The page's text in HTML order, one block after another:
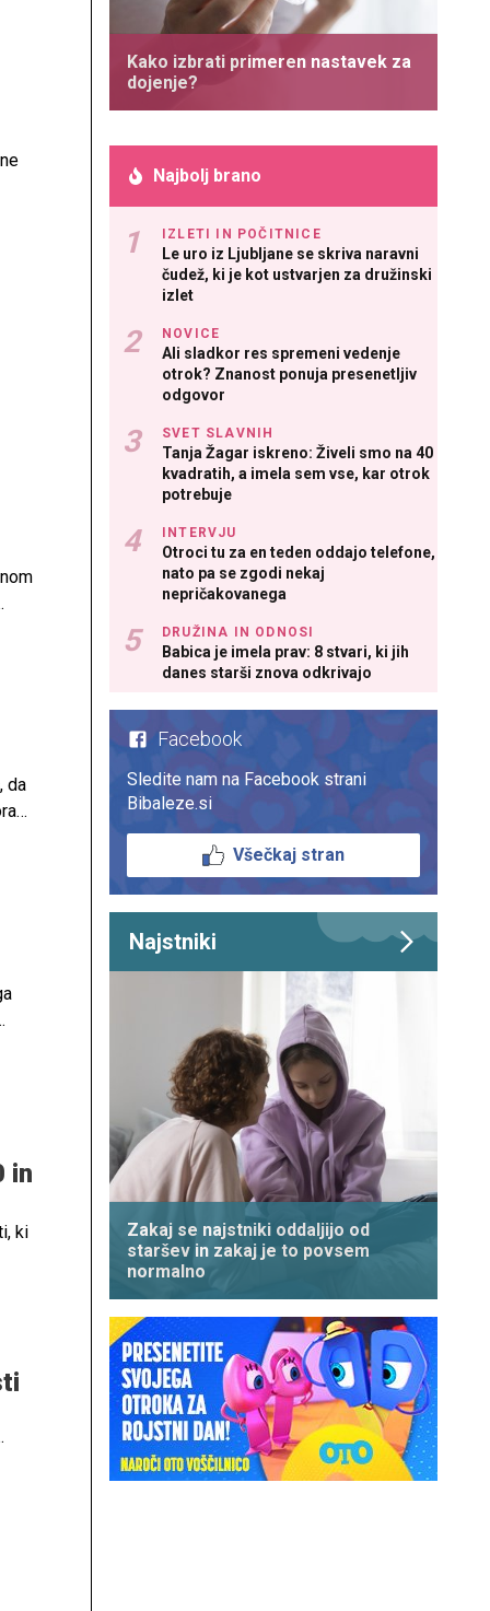
da
in
ki
Kako izbrati primeren nastavek za
dojenje?
Najbolj brano
IZLETI IN POČITNICE
Le uro iz Ljubljane se skriva naravni
čudež, ki je kot ustvarjen za družinski
izlet
NOVICE
Ali sladkor res spremeni vedenje
otrok? Znanost ponuja presenetljiv
odgovor
SVET SLAVNIH
Tanja Žagar iskreno: Živeli smo na 40
kvadratih, a imela sem vse, kar otrok
potrebuje
INTERVJU
Otroci tu za en teden oddajo telefone,
nato pa se zgodi nekaj
nepričakovanega
DRUŽINA IN ODNOSI
Babica je imela prav: 8 stvari, ki jih
danes starši znova odkrivajo
Facebook
Sledite nam na Facebook strani
Bibaleze.si
Všečkaj stran
Najstniki
Zakaj se najstniki oddaljijo od
staršev in zakaj je to povsem
normalno